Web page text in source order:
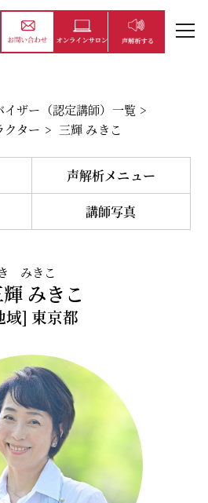
ザー（認定講師）一覧 >
クター > 三輝 みきこ
声解析メニュー
講師写真
みきこ
みきこ
域] 東京都